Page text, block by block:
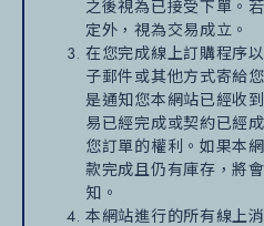
之後視為已接受下單。
定外，視為交易成立。
在您完成線上訂購程序
子郵件或其他方式寄給
是通知您本網站已經收
易已經完成或契約已經
您訂單的權利。如果本
款完成且仍有庫存，將
知。
本網站進行的所有線上